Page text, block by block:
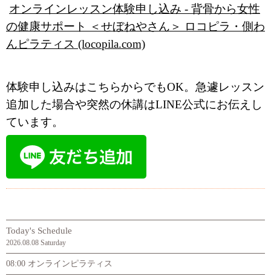
オンラインレッスン体験申し込み - 背骨から女性
の健康サポート ＜せぼねやさん＞ ロコピラ・側わ
んピラティス (locopila.com)
体験申し込みはこちらからでもOK。急遽レッスン
追加した場合や突然の休講はLINE公式にお伝えし
ています。
Today's Schedule
2026.08.08 Saturday
08:00 オンラインピラティス